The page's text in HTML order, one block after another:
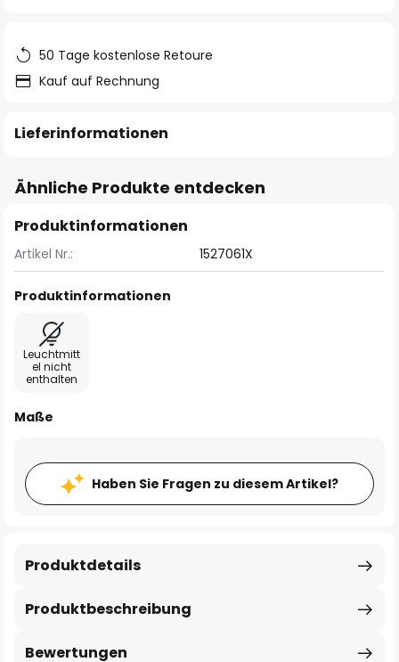
50 Tage kostenlose Retoure
Kauf auf Rechnung
Lieferinformationen
Ähnliche Produkte entdecken
Produktinformationen
Artikel Nr.: 1527061X
Produktinformationen
Leuchtmitt
el nicht
enthalten
Maße
Haben Sie Fragen zu diesem Artikel?
Produktbeschreibung
Produktdetails
Bewertungen